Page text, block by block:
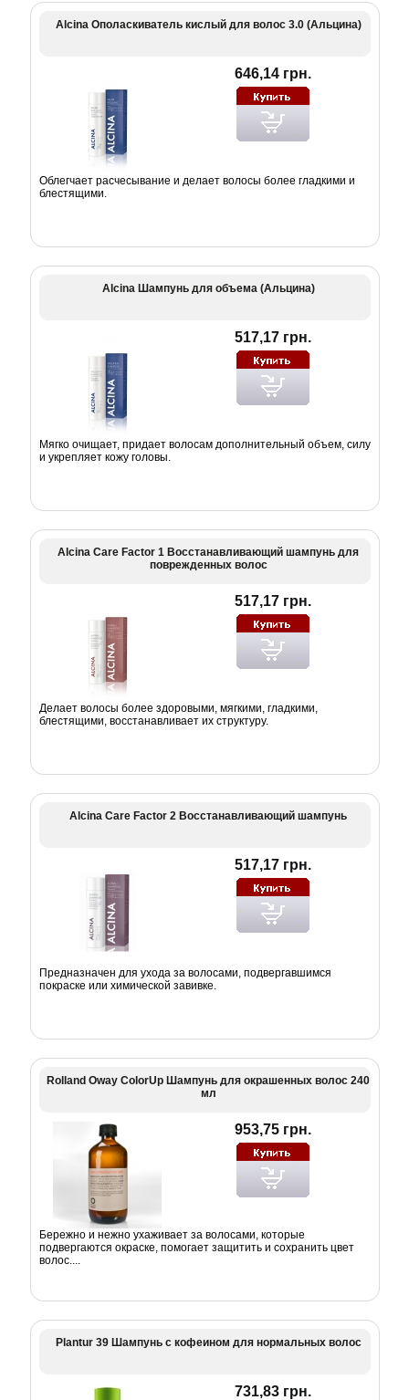
Alcina Ополаскиватель кислый для волос 3.0 (Альцина)
646,14 грн.
Облегчает расчесывание и делает волосы более гладкими и
блестящими.
Alcina Шампунь для объема (Альцина)
517,17 грн.
Мягко очищает, придает волосам дополнительный объем, силу
и укрепляет кожу головы.
Alcina Care Factor 1 Восстанавливающий шампунь для
поврежденных волос
517,17 грн.
Делает волосы более здоровыми, мягкими, гладкими,
блестящими, восстанавливает их структуру.
Alcina Care Factor 2 Восстанавливающий шампунь
517,17 грн.
Предназначен для ухода за волосами, подвергавшимся
покраске или химической завивке.
Rolland Oway ColorUp Шампунь для окрашенных волос 240
мл
953,75 грн.
Бережно и нежно ухаживает за волосами, которые
подвергаются окраске, помогает защитить и сохранить цвет
волос....
Plantur 39 Шампунь с кофеином для нормальных волос
731,83 грн.